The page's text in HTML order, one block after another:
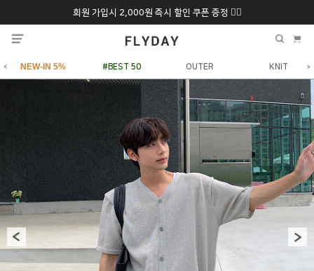
회원 가입시 2,000원 즉시 할인 쿠폰 증정 ❤️‍🔥
추석 특별 할인 10~20% 9/6 화 ~ 9/12월
NEW-IN 5% #BEST 50 OUTER KNIT